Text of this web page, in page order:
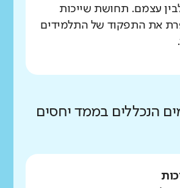
עצמם. תחושת שייכות
את התפקוד של התלמידים
הנכללים בממד יחסים